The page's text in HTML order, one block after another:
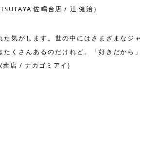
佐鳴台店 / 辻 健治）
気がします。世の中にはさまざまなジャ
くさんあるのだけれど。「好きだから」
葉店 / ナカゴミアイ)